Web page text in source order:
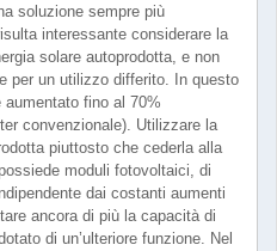
soluzione sempre più
interessante considerare la
solare autoprodotta, e non
per un utilizzo differito. In questo
aumentato fino al 70%
convenzionale). Utilizzare la
piuttosto che cederla alla
moduli fotovoltaici, di
dai costanti aumenti
ancora di più la capacità di
di un’ulteriore funzione. Nel